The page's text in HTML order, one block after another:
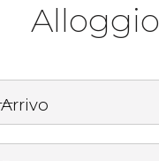
Alloggio
Arrivo